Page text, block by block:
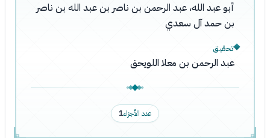
أبو عبد الله، عبد الرحمن بن ناصر بن عبد الله بن ناصر
بن حمد آل سعدي
تحقيق
عبد الرحمن بن معلا اللويحق
عدد الأجزاء1